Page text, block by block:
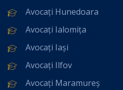
Avocați Hunedoara
Avocați Ialomița
Avocați Iași
Avocați Ilfov
Avocați Maramureș